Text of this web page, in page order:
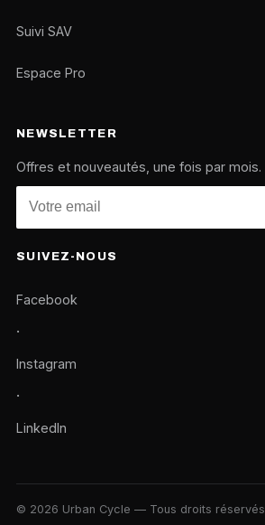
Suivi SAV
Espace Pro
NEWSLETTER
Offres et nouveautés, une fois par mois.
SUIVEZ-NOUS
Facebook
·
Instagram
·
LinkedIn
© 2026 Urban Cycle — Tous droits réservés